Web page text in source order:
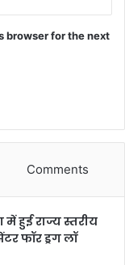
browser for the next
Comments
में हुई राज्य स्तरीय
फॉर ड्रग लॉ